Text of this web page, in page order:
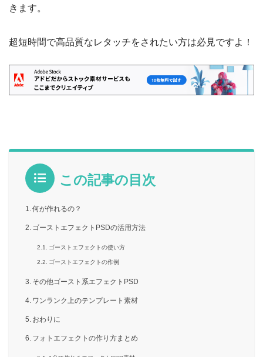
きます。
超短時間で高品質なレタッチをされたい方は必見ですよ！
この記事の目次
何が作れるの？
ゴーストエフェクトPSDの活用方法
ゴーストエフェクトの使い方
ゴーストエフェクトの作例
その他ゴースト系エフェクトPSD
ワンランク上のテンプレート素材
おわりに
フォトエフェクトの作り方まとめ